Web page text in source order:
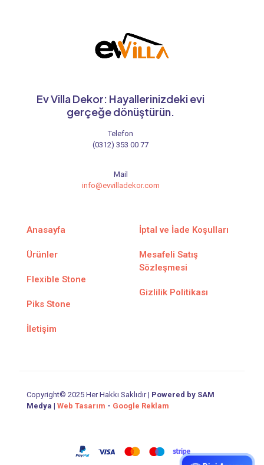
Ev Villa Dekor: Hayallerinizdeki evi
gerçeğe dönüştürün.
Telefon
(0312) 353 00 77
Mail
info@evvilladekor.com
Anasayfa
Ürünler
Flexible Stone
Piks Stone
İletişim
İptal ve İade Koşulları
Mesafeli Satış
Sözleşmesi
Gizlilik Politikası
Copyright© 2025 Her Hakkı Saklıdır | Powered by SAM
Medya | Web Tasarım - Google Reklam